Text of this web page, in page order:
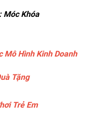
Móc Khóa
Mô Hình Kinh Doanh
Tặng
Trẻ Em